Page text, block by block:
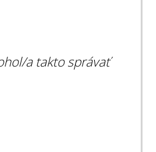
a takto správať